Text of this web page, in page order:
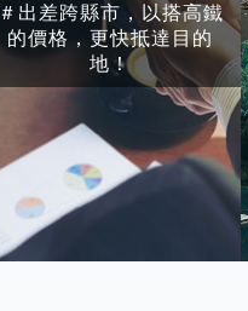
＃出差跨縣市，以搭高鐵
的價格，更快抵達目的
地！